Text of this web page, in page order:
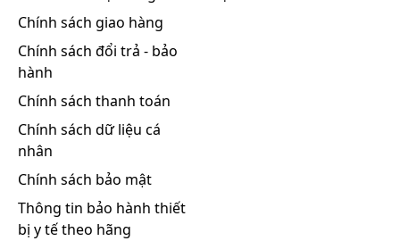
Chính sách giao hàng
Chính sách đổi trả - bảo
hành
Chính sách thanh toán
Chính sách dữ liệu cá
nhân
Chính sách bảo mật
Thông tin bảo hành thiết
bị y tế theo hãng